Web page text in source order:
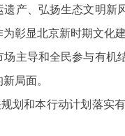
产、弘扬生态文明新
彰显北京新时期文化
主导和全民参与有机
局面。
划和本行动计划落实